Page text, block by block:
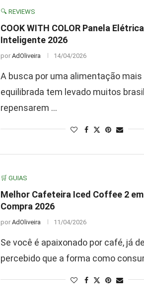
🔍 REVIEWS
COOK WITH COLOR Panela
Inteligente 2026
por AdOliveira 14/04/2026
A busca por uma alimentação mais
equilibrada tem levado muitos
repensarem …
🛒 GUIAS
Melhor Cafeteira Iced Coffee 2 em
Compra 2026
por AdOliveira 11/04/2026
Se você é apaixonado por café, já
percebido que a forma como